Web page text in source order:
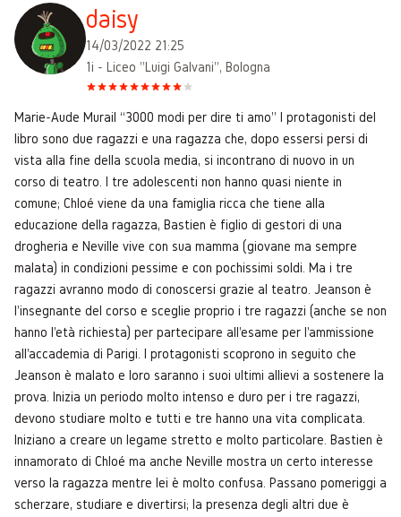
daisy
14/03/2022 21:25
1i - Liceo "Luigi Galvani", Bologna
Marie-Aude Murail “3000 modi per dire ti amo” I protagonisti del
libro sono due ragazzi e una ragazza che, dopo essersi persi di
vista alla fine della scuola media, si incontrano di nuovo in un
corso di teatro. I tre adolescenti non hanno quasi niente in
comune; Chloé viene da una famiglia ricca che tiene alla
educazione della ragazza, Bastien è figlio di gestori di una
drogheria e Neville vive con sua mamma (giovane ma sempre
malata) in condizioni pessime e con pochissimi soldi. Ma i tre
ragazzi avranno modo di conoscersi grazie al teatro. Jeanson è
l'insegnante del corso e sceglie proprio i tre ragazzi (anche se non
hanno l'età richiesta) per partecipare all'esame per l'ammissione
all'accademia di Parigi. I protagonisti scoprono in seguito che
Jeanson è malato e loro saranno i suoi ultimi allievi a sostenere la
prova. Inizia un periodo molto intenso e duro per i tre ragazzi,
devono studiare molto e tutti e tre hanno una vita complicata.
Iniziano a creare un legame stretto e molto particolare. Bastien è
innamorato di Chloé ma anche Neville mostra un certo interesse
verso la ragazza mentre lei è molto confusa. Passano pomeriggi a
scherzare, studiare e divertirsi; la presenza degli altri due è